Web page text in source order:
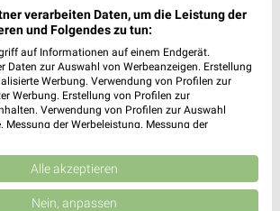
km • Angebote: 1 Prospekt
Kirchen
9
Kirchen
09:00 - 18:00 Uhr | Geöffnet
km • Angebote: 2 Prospekte
verarbeiten Daten, um die Leistung der
und Folgendes zu tun:
auf Informationen auf einem Endgerät.
Daten zur Auswahl von Werbeanzeigen. Erstellung
Werbung. Verwendung von Profilen zur
Werbung. Erstellung von Profilen zur
Verwendung von Profilen zur Auswahl
Messung der Werbeleistung. Messung der
aus verschiedenen Quellen. Entwicklung und
Verwendung reduzierter Daten zur Auswahl
der Europäischen Union weitergegeben und in die
Alle akzeptieren
Nein, anpassen